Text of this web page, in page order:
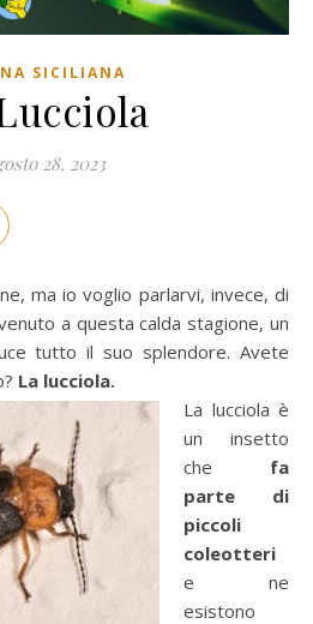
SICILIANA
28, 2023
ma io voglio parlarvi, invece, di
a questa calda stagione, un
tutto il suo splendore. Avete
La lucciola.
La lucciola è
un insetto
che fa
parte di
piccoli
coleotteri
e ne
esistono